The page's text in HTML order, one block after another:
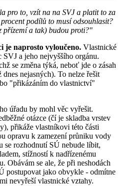
pro to, vzít na na SVJ a platit to za
podílů to musí odsouhlasit?
přízemí a tak) budou proti?"
je naprosto vyloučeno. Vlastnické
a jeho nejvyššího orgánu.
se změna týká, neboť jde o zásah
nejasných). To nelze řešit
"přikázáním do vlastnictví"
úřadu by mohl věc vyřešit.
otázce (čí je skladba vrstev
přikáže vlastníkovi této části
opravu k zamezení průniku vody
se rozhodnutí SÚ nebude líbit,
stížností k nadřízenému
Obávám se ale, že při neshodách
postupovat jako obvykle - odmítne
nevyřeší vlastnické vztahy.